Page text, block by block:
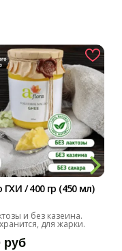
/ 400 гр (450 мл)
и без казеина.
для жарки.
руб